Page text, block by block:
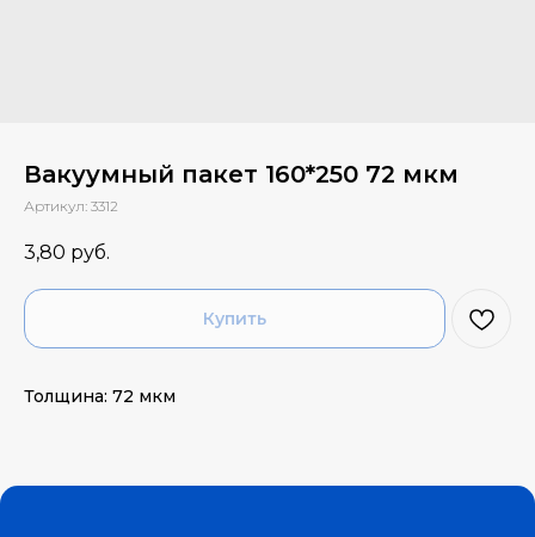
Вакуумный пакет 160*250 72 мкм
Артикул: 3312
3,80 руб.
Купить
Толщина: 72 мкм